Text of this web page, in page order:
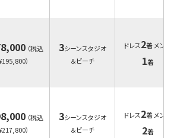
（税込
）
3シーンスタジオ
＆ビーチ
ドレス2着 メンズ
1着
（税込
）
3シーンスタジオ
＆ビーチ
ドレス2着 メンズ
2着